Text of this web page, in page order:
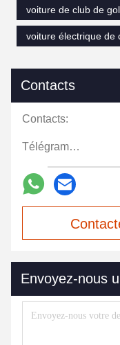
voiture de club de
voiture électrique de
Contacts
Contacts:
Télégramme:
Envoyez-nous